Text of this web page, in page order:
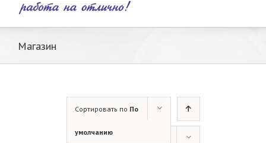
Магазин
Сортировать по По
умолчанию
Показать